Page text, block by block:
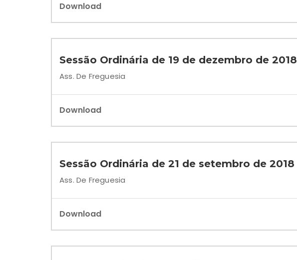
Download
Sessão Ordinária de 19 de dezembro de 2018
Ass. De Freguesia
Download
Sessão Ordinária de 21 de setembro de 2018
Ass. De Freguesia
Download